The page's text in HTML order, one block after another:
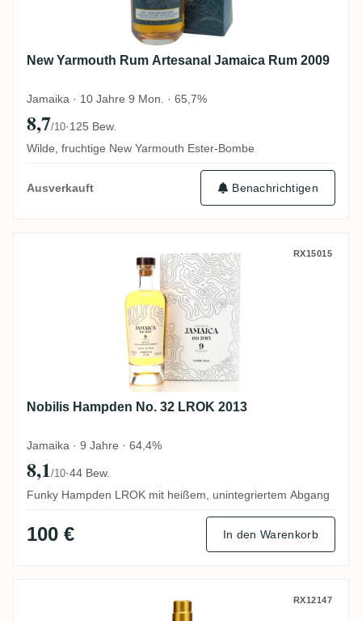
New Yarmouth Rum Artesanal Jamaica Rum 2009
Jamaika · 10 Jahre 9 Mon. · 65,7%
8,7/10·125 Bew.
Wilde, fruchtige New Yarmouth Ester-Bombe
Ausverkauft Benachrichtigen
Nobilis Hampden No. 32 LROK 2013RX15015
Nobilis Hampden No. 32 LROK 2013
Jamaika · 9 Jahre · 64,4%
8,1/10·44 Bew.
Funky Hampden LROK mit heißem, unintegriertem Abgang
100 € In den Warenkorb
Hampden Rumclub Private Selection Ed.
RX12147